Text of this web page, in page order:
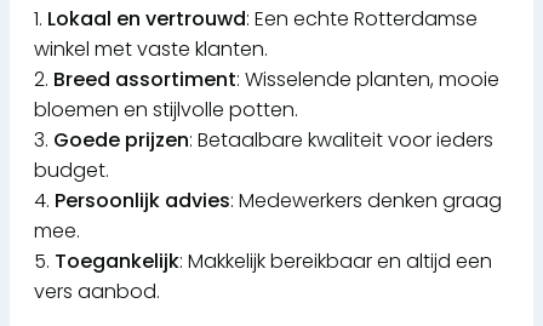
1. Lokaal en vertrouwd: Een echte Rotterdamse
winkel met vaste klanten.
2. Breed assortiment: Wisselende planten, mooie
bloemen en stijlvolle potten.
3. Goede prijzen: Betaalbare kwaliteit voor ieders
budget.
4. Persoonlijk advies: Medewerkers denken graag
mee.
5. Toegankelijk: Makkelijk bereikbaar en altijd een
vers aanbod.